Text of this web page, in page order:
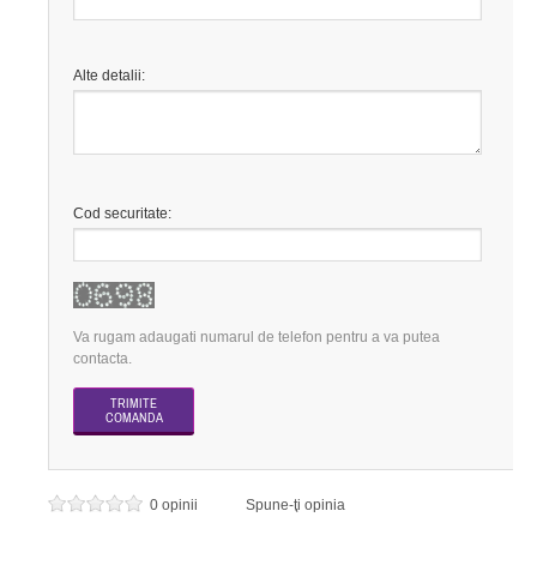
Alte detalii:
Cod securitate:
Va rugam adaugati numarul de telefon pentru a va putea
contacta.
0 opinii Spune-ţi opinia